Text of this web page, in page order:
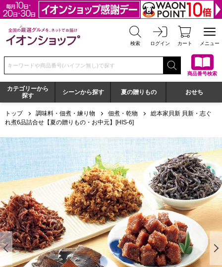
全国の厳選グルメを、ネットでお届け イオンショップ
検索 ログイン カート メニュー
検索キーワードまたは商品番号を入力してください
商品番号検索
カテゴリーから
探す
シーンから探す 夏の贈りもの おせち
トップ 調味料・佃煮・練り物 佃煮・乾物
総本家貝新 貝新・志ぐ
れ煮6品詰合せ【夏の贈りもの・お中元】[HIS-6]
総本家貝新 貝新・志ぐれ煮6品詰合せ【夏の贈りもの・お中元
前の画像を表示する